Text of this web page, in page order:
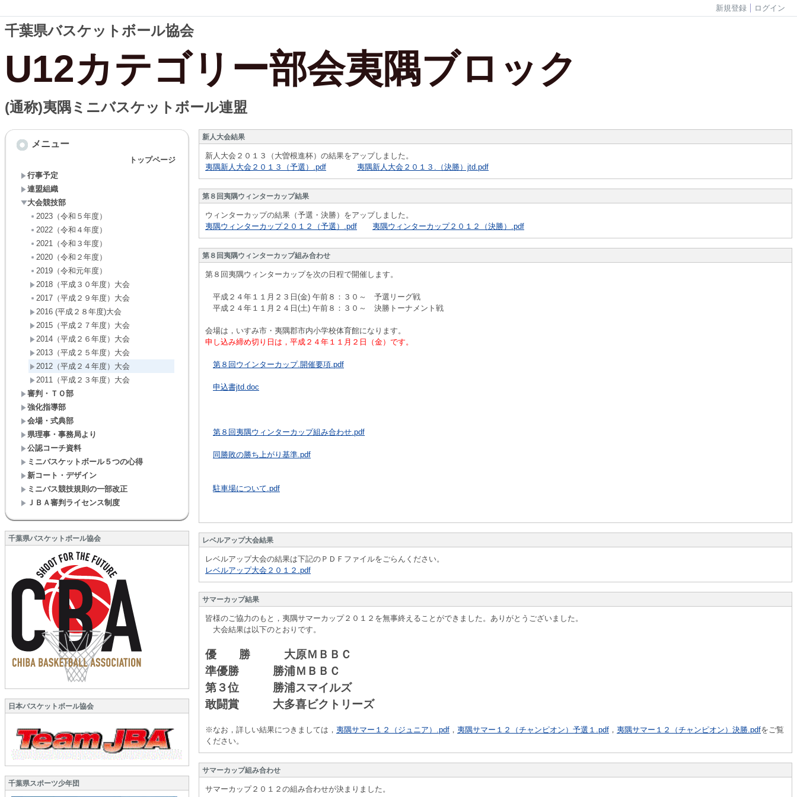
新規登録 ログイン
千葉県バスケットボール協会
U12カテゴリー部会夷隅ブロック
(通称)夷隅ミニバスケットボール連盟
メニュー
トップページ
行事予定
連盟組織
大会競技部
2023（令和５年度）
2022（令和４年度）
2021（令和３年度）
2020（令和２年度）
2019（令和元年度）
2018（平成３０年度）大会
2017（平成２９年度）大会
2016 (平成２８年度)大会
2015（平成２７年度）大会
2014（平成２６年度）大会
2013（平成２５年度）大会
2012（平成２４年度）大会
2011（平成２３年度）大会
審判・ＴＯ部
強化指導部
会場・式典部
県理事・事務局より
公認コーチ資料
ミニバスケットボール５つの心得
新コート・デザイン
ミニバス競技規則の一部改正
ＪＢＡ審判ライセンス制度
千葉県バスケットボール協会
日本バスケットボール協会
千葉県スポーツ少年団
新人大会結果
新人大会２０１３（大曽根進杯）の結果をアップしました。
夷隅新人大会２０１３（予選）.pdf
夷隅新人大会２０１３.（決勝）jtd.pdf
第８回夷隅ウィンターカップ結果
ウィンターカップの結果（予選・決勝）をアップしました。
夷隅ウィンターカップ２０１２（予選）.pdf
夷隅ウィンターカップ２０１２（決勝）.pdf
第８回夷隅ウィンターカップ組み合わせ
第８回夷隅ウィンターカップを次の日程で開催します。
平成２４年１１月２３日(金) 午前８：３０～ 予選リーグ戦
平成２４年１１月２４日(土) 午前８：３０～ 決勝トーナメント戦
会場は，いすみ市・夷隅郡市内小学校体育館になります。
申し込み締め切り日は，平成２４年１１月２日（金）です。
第８回ウインターカップ.開催要項.pdf
申込書jtd.doc
第８回夷隅ウィンターカップ組み合わせ.pdf
同勝敗の勝ち上がり基準.pdf
駐車場について.pdf
レベルアップ大会結果
レベルアップ大会の結果は下記のＰＤＦファイルをごらんください。
レベルアップ大会２０１２.pdf
サマーカップ結果
皆様のご協力のもと，夷隅サマーカップ２０１２を無事終えることができました。ありがとうございました。
大会結果は以下のとおりです。
優 勝 大原ＭＢＢＣ
準優勝 勝浦ＭＢＢＣ
第３位 勝浦スマイルズ
敢闘賞 大多喜ビクトリーズ
※なお，詳しい結果につきましては， 夷隅サマー１２（ジュニア）.pdf ， 夷隅サマー１２（チャンピオン）予選１.pdf ， 夷隅サマー１２（チャンピオン）決勝.pdfをご覧
ください。
サマーカップ組み合わせ
サマーカップ２０１２の組み合わせが決まりました。